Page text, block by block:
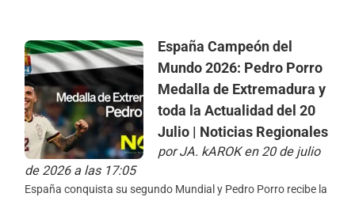
España Campeón del
Mundo 2026: Pedro Porro
Medalla de Extremadura y
toda la Actualidad del 20
Julio | Noticias Regionales
porJA. kAROKen 20 de julio
de 2026 a las 17:05
España conquista su segundo Mundial y Pedro Porro recibe la